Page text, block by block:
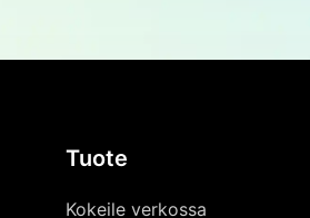
Tuote
Kokeile verkossa